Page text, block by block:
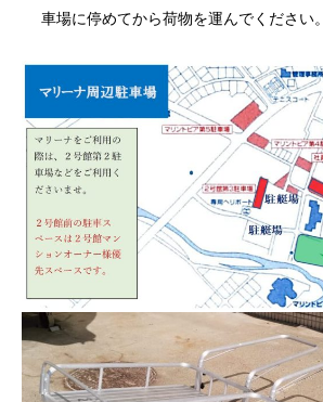
車場に停めてから荷物を運んでください。